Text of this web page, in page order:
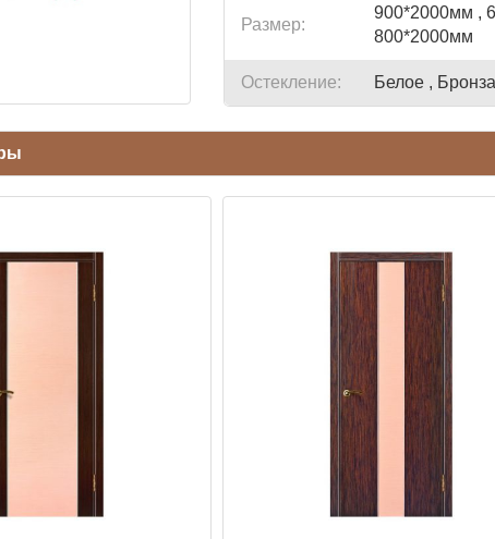
Размер:
900*2000мм ,
800*2000мм
Остекление: Белое ,